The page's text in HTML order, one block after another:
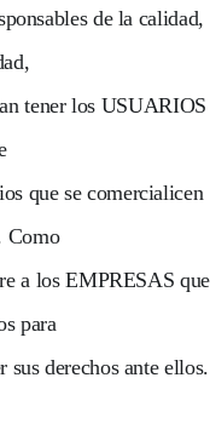
de la calidad,
tener los USUARIOS
que se comercialicen
Como
a los EMPRESAS que
para
derechos ante ellos.